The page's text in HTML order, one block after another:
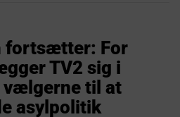
fortsætter: For
TV2 sig i
vælgerne til at
asylpolitik